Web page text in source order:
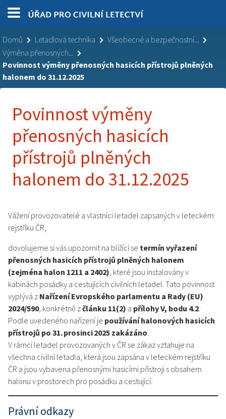
Domů Letadlová technika
Všeobecné a bezpečnostní...
Výměna přenosných...
Povinnost výměny přenosných hasicích přístrojů plněných
halonem do 31.12.2025
Povinnost výměny
přenosných hasicích
přístrojů plněných
halonem do 31.12.2025
Vážení provozovatelé a vlastníci letadel zapsaných v leteckém
rejstříku ČR,
dovolujeme si vás upozornit na blížící se termín vyřazení
přenosných hasicích přístrojů plněných halonem
(zejména halon 1211 a 2402), které jsou instalovány v
kabinách posádky a cestujících civilních letadel. Tato povinnost
vyplývá z Nařízení Evropského parlamentu a Rady (EU)
2024/590, konkrétně zčlánku 11(2) a přílohy V, bodu 4.2.
Podle uvedeného nařízení je používání halonových hasicích
přístrojů po 31. prosinci 2025 zakázáno.
V rámci letadel provozovaných v ČR se zákaz vztahuje na
všechna civilní letadla, která jsou zapsána v leteckém rejstříku
ČR a jsou vybavena přenosnými hasicími přístroji s obsahem
halonu v prostorech pro posádku a cestující.
Právní odkazy